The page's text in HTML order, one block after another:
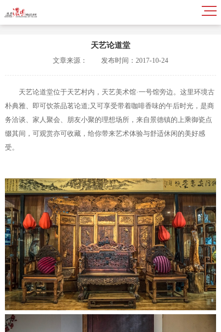
天艺论道堂
文章来源： 发布时间：2017-10-24
天艺论道堂位于天艺村内，天艺美术馆·一号馆旁边。这里环境古
朴典雅、即可饮茶品茗论道;又可享受带着咖啡香味的午后时光，是商
务洽谈、家人聚会、朋友小聚的理想场所，来自景德镇的上乘御瓷点
缀其间，可观赏亦可收藏，给你带来艺术体验与舒适休闲的美好感
受。